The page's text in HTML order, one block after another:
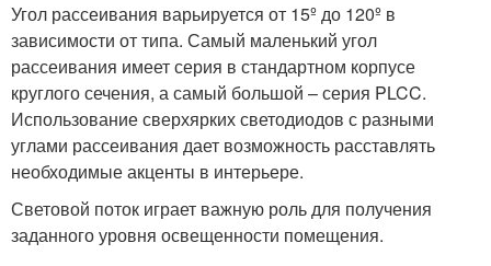
Угол рассеивания варьируется от 15º до 120º в
зависимости от типа. Самый маленький угол
рассеивания имеет серия в стандартном корпусе
круглого сечения, а самый большой – серия PLCC.
Использование сверхярких светодиодов с разными
углами рассеивания дает возможность расставлять
необходимые акценты в интерьере.
Световой поток играет важную роль для получения
заданного уровня освещенности помещения.